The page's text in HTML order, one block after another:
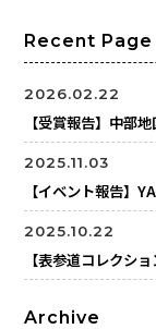
Recent Page
2026.02.22
【受賞報告】中部
2025.11.03
【イベント報告
2025.10.22
【表参道コレクシ
Archive